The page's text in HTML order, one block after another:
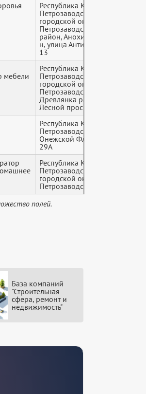
Республика Карелия,
Петрозаводский
городской округ,
Петрозаводск, Центр
район, Анохинский м-
н, улица Антикайнена,
13
мебели
Республика Карелия,
Петрозаводский
городской округ,
Петрозаводск,
Древлянка район,
Лесной проспект, 47а
Республика Карелия,
Петрозаводск, улица
Онежской Флотилии,
29А
Республика Карелия,
Петрозаводский
городской округ,
Петрозаводск
полей.
База компаний
"Строительная
сфера, ремонт и
недвижимость"